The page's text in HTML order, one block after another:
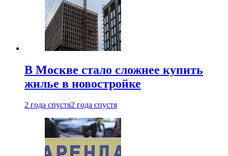
В Москве стало сложнее купить
жилье в новостройке
2 года спустя2 года спустя